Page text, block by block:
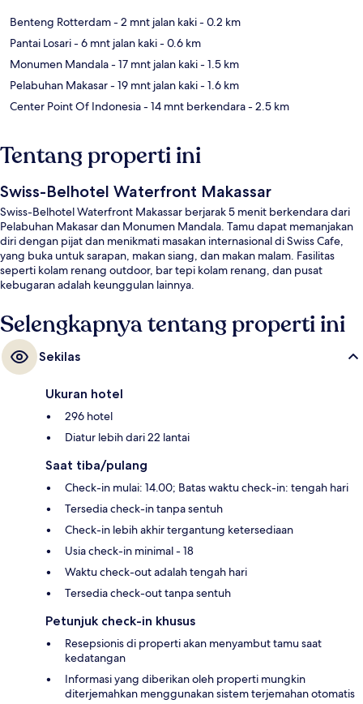
Benteng Rotterdam- 2 mnt jalan kaki- 0.2 km
Pantai Losari- 6 mnt jalan kaki- 0.6 km
Monumen Mandala- 17 mnt jalan kaki- 1.5 km
Pelabuhan Makasar- 19 mnt jalan kaki- 1.6 km
Center Point Of Indonesia- 14 mnt berkendara- 2.5 km
Tentang properti ini
Swiss-Belhotel Waterfront Makassar
Swiss-Belhotel Waterfront Makassar berjarak 5 menit berkendara dari
Pelabuhan Makasar dan Monumen Mandala. Tamu dapat memanjakan
diri dengan pijat dan menikmati masakan internasional di Swiss Cafe,
yang buka untuk sarapan, makan siang, dan makan malam. Fasilitas
seperti kolam renang outdoor, bar tepi kolam renang, dan pusat
kebugaran adalah keunggulan lainnya.
Selengkapnya tentang properti ini
Sekilas
Ukuran hotel
296 hotel
Diatur lebih dari 22 lantai
Saat tiba/pulang
Check-in mulai: 14.00; Batas waktu check-in: tengah hari
Tersedia check-in tanpa sentuh
Check-in lebih akhir tergantung ketersediaan
Usia check-in minimal - 18
Waktu check-out adalah tengah hari
Tersedia check-out tanpa sentuh
Petunjuk check-in khusus
Resepsionis di properti akan menyambut tamu saat
kedatangan
Informasi yang diberikan oleh properti mungkin
diterjemahkan menggunakan sistem terjemahan otomatis